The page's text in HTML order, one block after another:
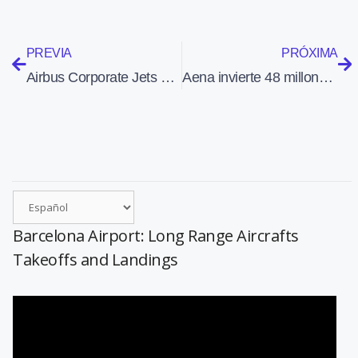
PREVIA
Airbus Corporate Jets unveils ACJ TwoTwenty cabin configurator
PRÓXIMA
Aena invierte 48 millones en remodelar el dique sur del Aeropuerto de Barcelona
Barcelona Airport: Long Range Aircrafts
Takeoffs and Landings